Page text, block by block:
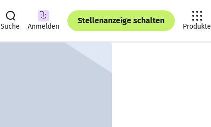
Suche Anmelden
Stellenanzeige schalten
Produkte